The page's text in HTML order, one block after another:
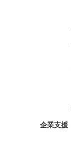
企業支援